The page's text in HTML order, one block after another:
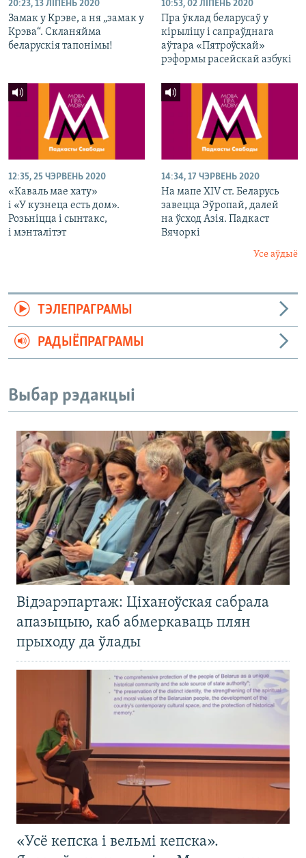
20:23, 13 ЛІПЕНЬ 2020
Замак у Крэве, а ня „замак у
Крэва“. Скланяйма
беларускія тапонімы!
10:53, 02 ЛІПЕНЬ 2020
Пра ўклад беларусаў у
кірыліцу і сапраўднага
аўтара «Пятроўскай»
рэформы расейскай азбукі
12:35, 25 ЧЭРВЕНЬ 2020
«Каваль мае хату»
і «У кузнеца есть дом».
Розьніцца і сынтакс,
і мэнталітэт
14:34, 17 ЧЭРВЕНЬ 2020
На мапе XIV ст. Беларусь
завецца Эўропай, далей
на ўсход Азія. Падкаст
Вячоркі
Усе аўдыё
ТЭЛЕПРАГРАМЫ
РАДЫЁПРАГРАМЫ
Выбар рэдакцыі
Відэарэпартаж: Ціханоўская сабрала
апазыцыю, каб абмеркаваць плян
прыходу да ўлады
«Усё кепска і вельмі кепска».